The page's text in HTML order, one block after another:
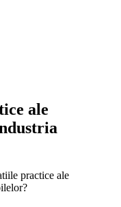
ale
practice ale